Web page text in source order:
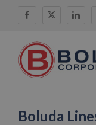
Facebook
X
Boluda